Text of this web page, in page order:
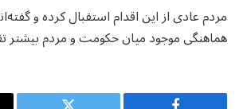
مردم عادی از این اقدام استقبال کرده و
هماهنگی موجود میان حکومت و مردم بیشتر